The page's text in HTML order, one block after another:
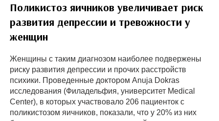
Поликистоз яичников увеличивает риск
развития депрессии и тревожности у
женщин
Женщины с таким диагнозом наиболее подвержены
риску развития депрессии и прочих расстройств
психики. Проведенные доктором Anuja Dokras
исследования (Филадельфия, университет Medical
Center), в которых участвовало 206 пациенток с
поликистозом яичников, показали, что у 20% из них